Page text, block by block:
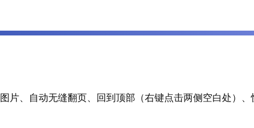
片、自动无缝翻页、回到顶部（右键点击两侧空白处）